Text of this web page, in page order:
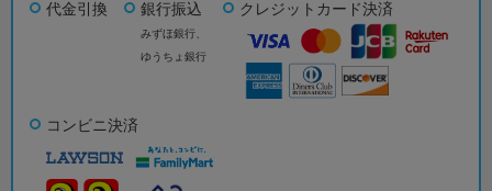
代金引換 銀行振込
みずほ銀行、
ゆうちょ銀行
クレジットカード決済
コンビニ決済